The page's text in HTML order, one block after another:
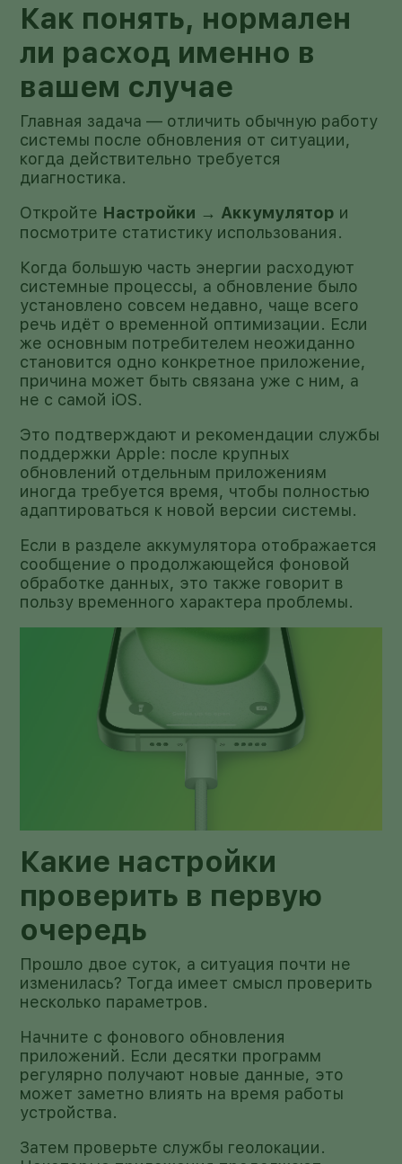
Как понять, нормален
ли расход именно в
вашем случае
Главная задача — отличить обычную работу
системы после обновления от ситуации,
когда действительно требуется
диагностика.
Откройте Настройки → Аккумулятор и
посмотрите статистику использования.
Когда большую часть энергии расходуют
системные процессы, а обновление было
установлено совсем недавно, чаще всего
речь идёт о временной оптимизации. Если
же основным потребителем неожиданно
становится одно конкретное приложение,
причина может быть связана уже с ним, а
не с самой iOS.
Это подтверждают и рекомендации службы
поддержки Apple: после крупных
обновлений отдельным приложениям
иногда требуется время, чтобы полностью
адаптироваться к новой версии системы.
Если в разделе аккумулятора отображается
сообщение о продолжающейся фоновой
обработке данных, это также говорит в
пользу временного характера проблемы.
Какие настройки
проверить в первую
очередь
Прошло двое суток, а ситуация почти не
изменилась? Тогда имеет смысл проверить
несколько параметров.
Начните с фонового обновления
приложений. Если десятки программ
регулярно получают новые данные, это
может заметно влиять на время работы
устройства.
Затем проверьте службы геолокации.